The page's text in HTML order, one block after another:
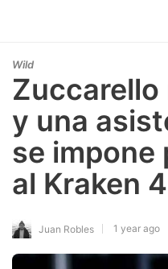
Wild
Zuccarello
y una
se impone
al Kraken
Juan Robles 1 year ago